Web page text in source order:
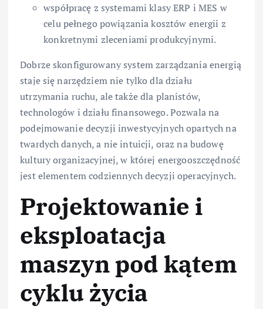
współpracę z systemami klasy ERP i MES w
celu pełnego powiązania kosztów energii z
konkretnymi zleceniami produkcyjnymi.
Dobrze skonfigurowany system zarządzania energią
staje się narzędziem nie tylko dla działu
utrzymania ruchu, ale także dla planistów,
technologów i działu finansowego. Pozwala na
podejmowanie decyzji inwestycyjnych opartych na
twardych danych, a nie intuicji, oraz na budowę
kultury organizacyjnej, w której energooszczędność
jest elementem codziennych decyzji operacyjnych.
Projektowanie i
eksploatacja
maszyn pod kątem
cyklu życia